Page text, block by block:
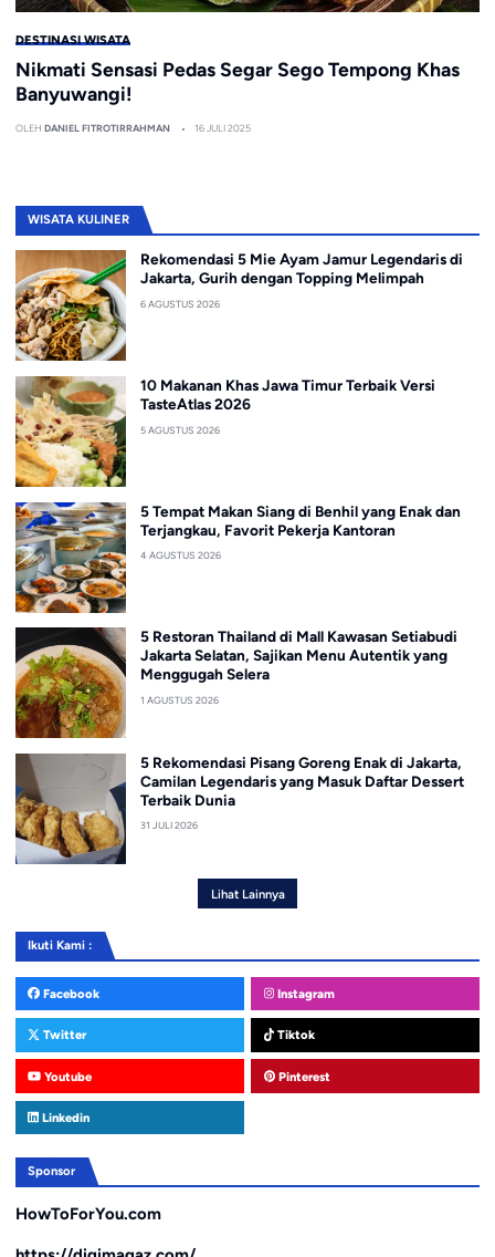
DESTINASI WISATA
Nikmati Sensasi Pedas Segar Sego Tempong Khas
Banyuwangi!
OLEH DANIEL FITROTIRRAHMAN 16 JULI 2025
WISATA KULINER
Rekomendasi 5 Mie Ayam Jamur Legendaris di
Jakarta, Gurih dengan Topping Melimpah
6 AGUSTUS 2026
10 Makanan Khas Jawa Timur Terbaik Versi
TasteAtlas 2026
5 AGUSTUS 2026
5 Tempat Makan Siang di Benhil yang Enak dan
Terjangkau, Favorit Pekerja Kantoran
4 AGUSTUS 2026
5 Restoran Thailand di Mall Kawasan Setiabudi
Jakarta Selatan, Sajikan Menu Autentik yang
Menggugah Selera
1 AGUSTUS 2026
5 Rekomendasi Pisang Goreng Enak di Jakarta,
Camilan Legendaris yang Masuk Daftar Dessert
Terbaik Dunia
31 JULI 2026
Lihat Lainnya
Ikuti Kami :
Facebook Instagram
Twitter Tiktok
Youtube Pinterest
Linkedin
Sponsor
HowToForYou.com